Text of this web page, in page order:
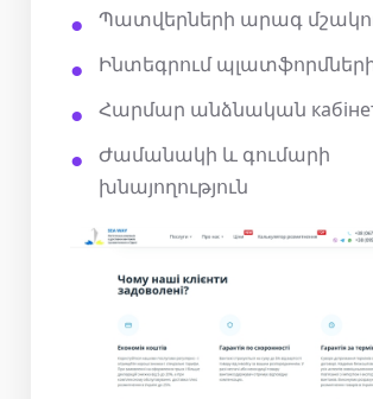
Պատվերների արագ
Ինտեգրում
Հարմար անձնական
Ժամանակի և գումարի
խնայողություն